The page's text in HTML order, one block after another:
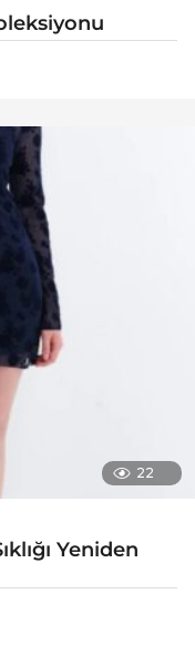
22
Yeniden